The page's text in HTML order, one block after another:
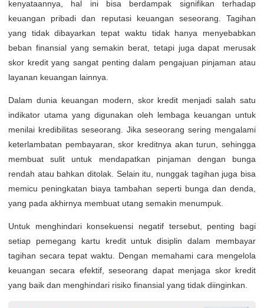
kenyataannya, hal ini bisa berdampak signifikan terhadap
keuangan pribadi dan reputasi keuangan seseorang. Tagihan
yang tidak dibayarkan tepat waktu tidak hanya menyebabkan
beban finansial yang semakin berat, tetapi juga dapat merusak
skor kredit yang sangat penting dalam pengajuan pinjaman atau
layanan keuangan lainnya.
Dalam dunia keuangan modern, skor kredit menjadi salah satu
indikator utama yang digunakan oleh lembaga keuangan untuk
menilai kredibilitas seseorang. Jika seseorang sering mengalami
keterlambatan pembayaran, skor kreditnya akan turun, sehingga
membuat sulit untuk mendapatkan pinjaman dengan bunga
rendah atau bahkan ditolak. Selain itu, nunggak tagihan juga bisa
memicu peningkatan biaya tambahan seperti bunga dan denda,
yang pada akhirnya membuat utang semakin menumpuk.
Untuk menghindari konsekuensi negatif tersebut, penting bagi
setiap pemegang kartu kredit untuk disiplin dalam membayar
tagihan secara tepat waktu. Dengan memahami cara mengelola
keuangan secara efektif, seseorang dapat menjaga skor kredit
yang baik dan menghindari risiko finansial yang tidak diinginkan.